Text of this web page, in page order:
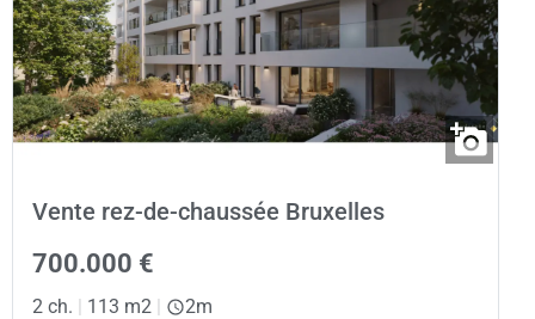
Vente rez-de-chaussée Bruxelles
700.000 €
2 ch. | 113 m2 | 2m